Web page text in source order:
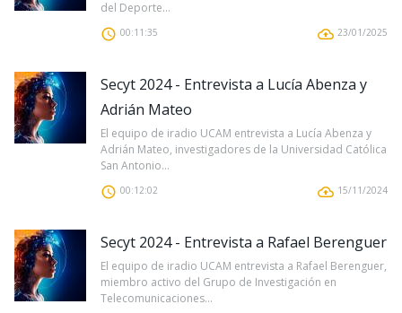
del Deporte...
00:11:35 23/01/2025
Secyt 2024 - Entrevista a Lucía Abenza y
Adrián Mateo
El equipo de iradio UCAM entrevista a Lucía Abenza y
Adrián Mateo, investigadores de la Universidad Católica
San Antonio...
00:12:02 15/11/2024
Secyt 2024 - Entrevista a Rafael Berenguer
El equipo de iradio UCAM entrevista a Rafael Berenguer,
miembro activo del Grupo de Investigación en
Telecomunicaciones...